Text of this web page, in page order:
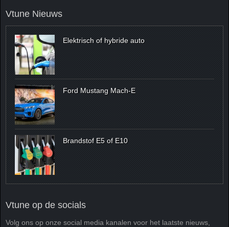
Vtune Nieuws
Elektrisch of hybride auto
Ford Mustang Mach-E
Brandstof E5 of E10
Vtune op de socials
Volg ons op onze social media kanalen voor het laatste nieuws,